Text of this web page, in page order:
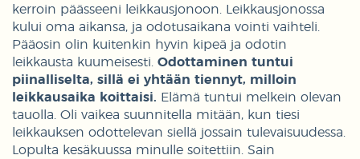
kerroin päässeeni leikkausjonoon. Leikkausjonossa
kului oma aikansa, ja odotusaikana vointi vaihteli.
Pääosin olin kuitenkin hyvin kipeä ja odotin
leikkausta kuumeisesti. Odottaminen tuntui
piinalliselta, sillä ei yhtään tiennyt, milloin
leikkausaika koittaisi. Elämä tuntui melkein olevan
tauolla. Oli vaikea suunnitella mitään, kun tiesi
leikkauksen odottelevan siellä jossain tulevaisuudessa.
Lopulta kesäkuussa minulle soitettiin. Sain